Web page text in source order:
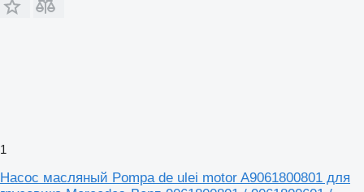
1
Насос масляный Pompa de ulei motor A9061800801 для